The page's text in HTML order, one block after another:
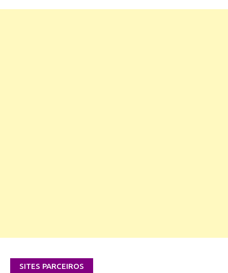
SITES PARCEIROS